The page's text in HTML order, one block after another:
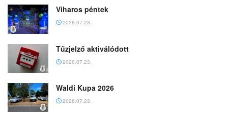
Viharos péntek
Tűzjelző aktiválódott
Waldi Kupa 2026